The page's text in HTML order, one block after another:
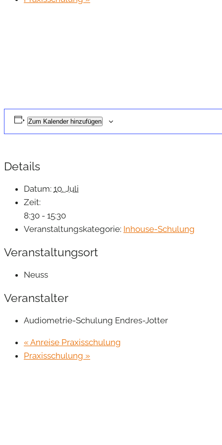
Zum Kalender hinzufügen
Details
Datum: 10. Juli
Zeit:
8:30 - 15:30
Veranstaltungskategorie: Inhouse-Schulung
Veranstaltungsort
Neuss
Veranstalter
Audiometrie-Schulung Endres-Jotter
« Anreise Praxisschulung
Praxisschulung »